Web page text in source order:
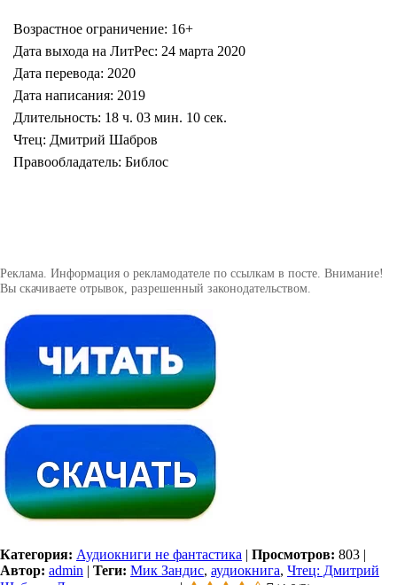
Возрастное ограничение: 16+
Дата выхода на ЛитРес: 24 марта 2020
Дата перевода: 2020
Дата написания: 2019
Длительность: 18 ч. 03 мин. 10 сек.
Чтец: Дмитрий Шабров
Правообладатель: Библос
Реклама. Информация о рекламодателе по ссылкам в посте. Внимание!
Вы скачиваете отрывок, разрешенный законодательством.
Категория: Аудиокниги не фантастика | Просмотров: 803 |
Автор: admin | Теги: Мик Зандис, аудиокнига, Чтец: Дмитрий